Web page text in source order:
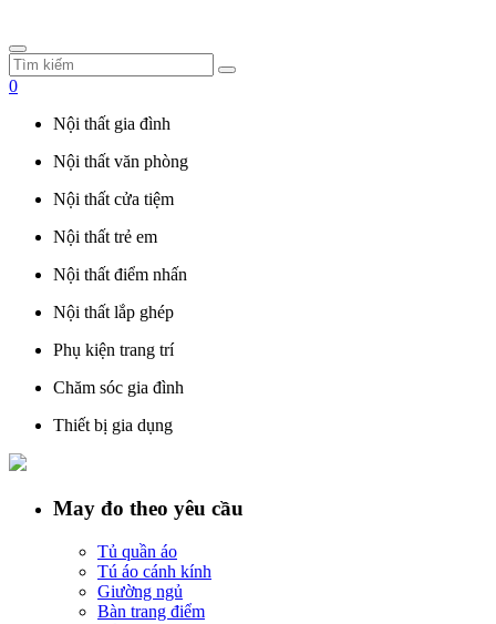
0
Nội thất gia đình
Nội thất văn phòng
Nội thất cửa tiệm
Nội thất trẻ em
Nội thất điểm nhấn
Nội thất lắp ghép
Phụ kiện trang trí
Chăm sóc gia đình
Thiết bị gia dụng
May đo theo yêu cầu
Tủ quần áo
Tú áo cánh kính
Giường ngủ
Bàn trang điểm